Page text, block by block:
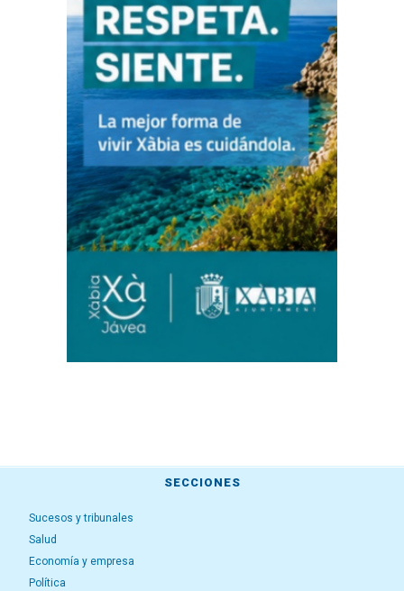
SECCIONES
Sucesos y tribunales
Salud
Economía y empresa
Política